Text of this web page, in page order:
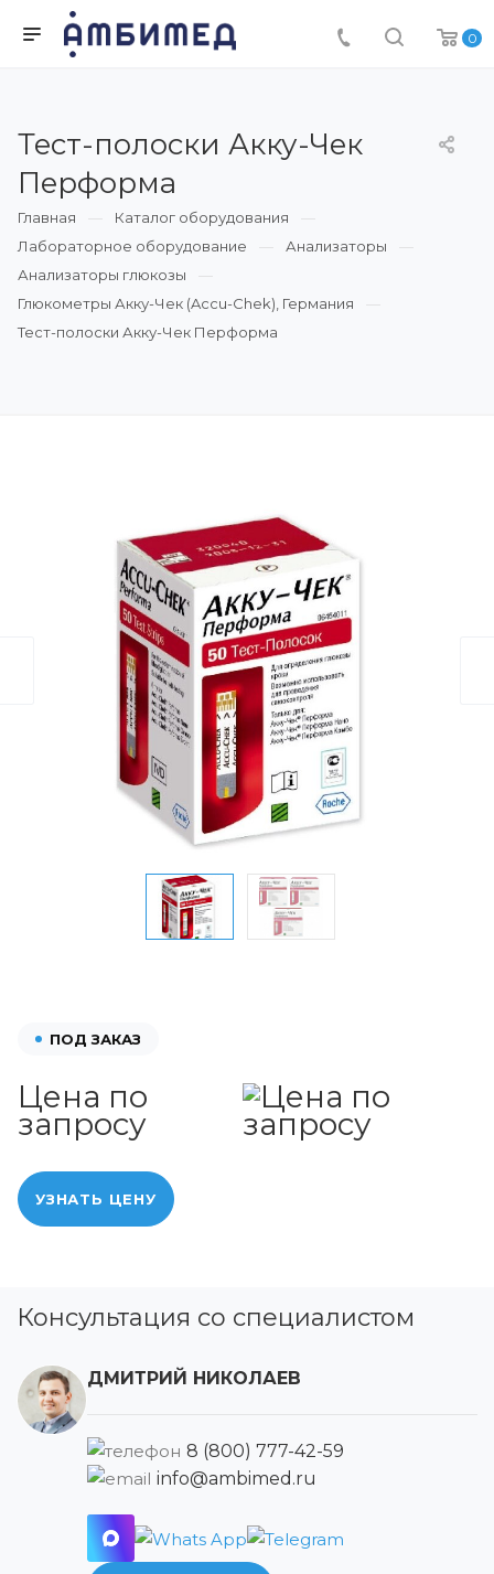
0
Тест-полоски Акку-Чек
Перформа
Главная
Каталог оборудования
Лабораторное оборудование
Анализаторы
Анализаторы глюкозы
Глюкометры Акку-Чек (Accu-Chek), Германия
Тест-полоски Акку-Чек Перформа
ПОД ЗАКАЗ
Цена по
запросу
УЗНАТЬ ЦЕНУ
Консультация со специалистом
ДМИТРИЙ НИКОЛАЕВ
8 (800) 777-42-59
info@ambimed.ru